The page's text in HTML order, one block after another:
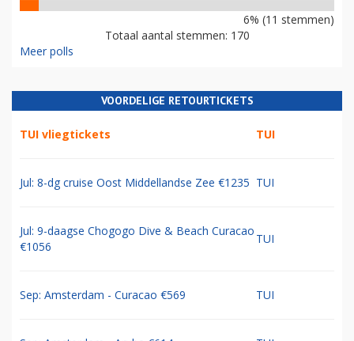
6% (11 stemmen)
Totaal aantal stemmen: 170
Meer polls
VOORDELIGE RETOURTICKETS
TUI vliegtickets TUI
Jul: 8-dg cruise Oost Middellandse Zee €1235 TUI
Jul: 9-daagse Chogogo Dive & Beach Curacao
€1056
TUI
Sep: Amsterdam - Curacao €569 TUI